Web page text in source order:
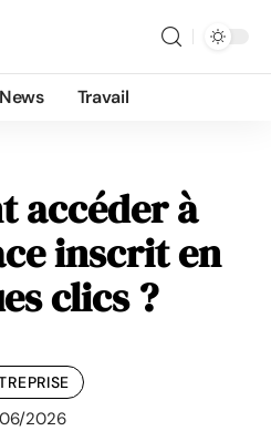
News Travail
accéder à
inscrit en
clics ?
06/2026